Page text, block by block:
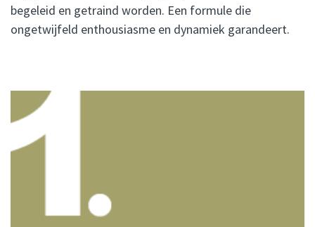
begeleid en getraind worden. Een formule die
ongetwijfeld enthousiasme en dynamiek garandeert.